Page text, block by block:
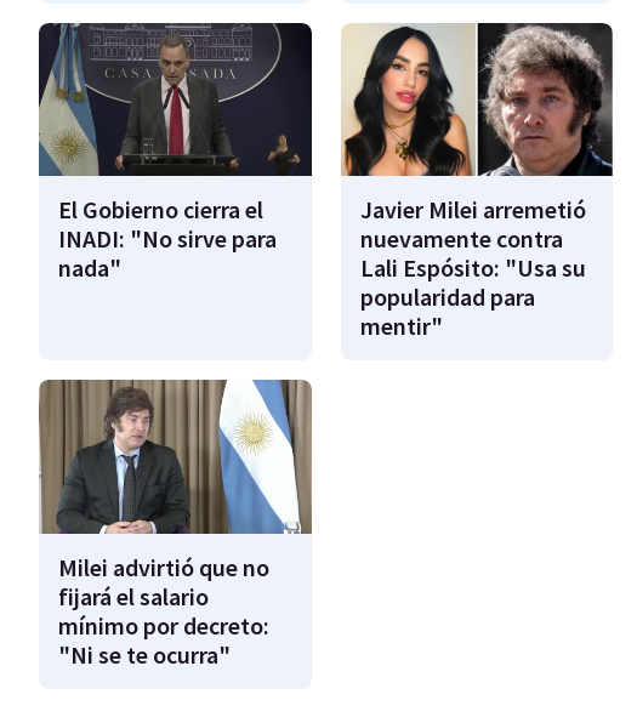
El Gobierno cierra el
INADI: "No sirve para
nada"
Javier Milei arremetió
nuevamente contra
Lali Espósito: "Usa su
popularidad para
mentir"
Milei advirtió que no
fijará el salario
mínimo por decreto:
"Ni se te ocurra"